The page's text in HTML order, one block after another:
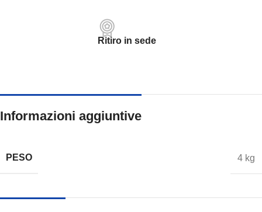
Ritiro in sede
Informazioni aggiuntive
PESO 4 kg